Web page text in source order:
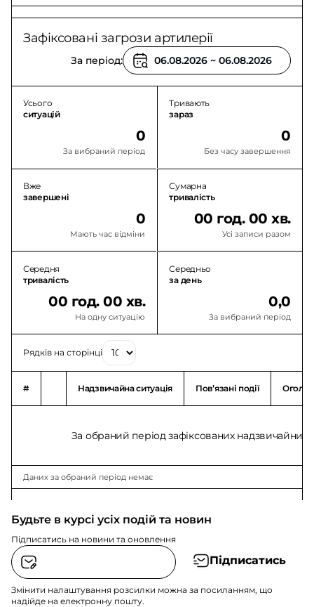
Зафіксовані загрози артилерії
За період:
Усього
ситуацій
0
За вибраний період
Тривають
зараз
0
Без часу завершення
Вже
завершені
0
Мають час відміни
Сумарна
тривалість
00 год. 00 хв.
Усі записи разом
Середня
тривалість
00 год. 00 хв.
На одну ситуацію
Середньо
за день
0,0
За вибраний період
Рядків на сторінці
# Надзвичайна ситуація Повʼязані події
За обраний період зафіксованих надзвичайних
Даних за обраний період немає
Будьте в курсі усіх подій та новин
Підписатись на новини та оновлення
Підписатись
Змінити налаштування розсилки можна за посиланням, що
надійде на електронну пошту.